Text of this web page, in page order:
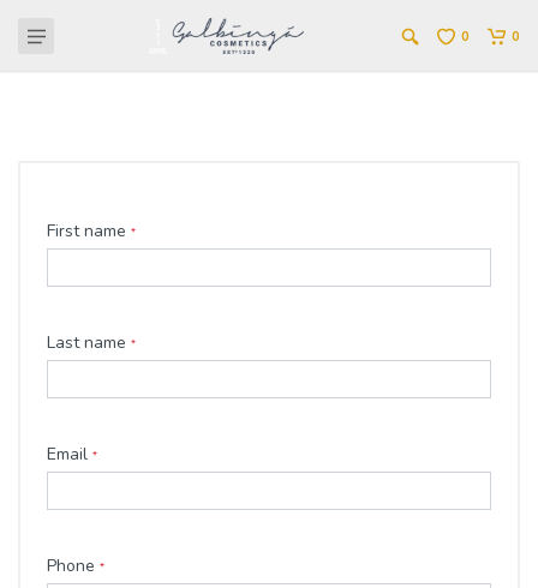
0 0
First name *
Last name *
Email *
Phone *